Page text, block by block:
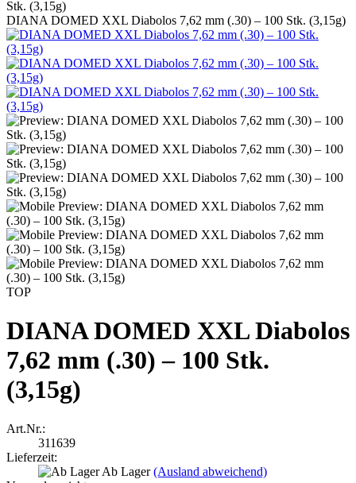
DIANA DOMED XXL Diabolos 7,62 mm (.30) – 100 Stk. (3,15g)
TOP
DIANA DOMED XXL Diabolos
7,62 mm (.30) – 100 Stk.
(3,15g)
Art.Nr.:
311639
Lieferzeit:
Ab Lager(Ausland abweichend)